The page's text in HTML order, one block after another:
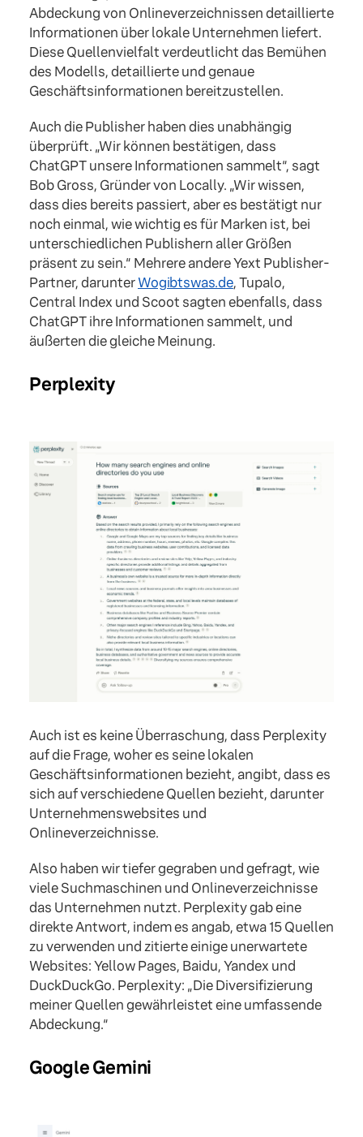
Abdeckung von Onlineverzeichnissen detaillierte
Informationen über lokale Unternehmen liefert.
Diese Quellenvielfalt verdeutlicht das Bemühen
des Modells, detaillierte und genaue
Geschäftsinformationen bereitzustellen.
Auch die Publisher haben dies unabhängig
überprüft. „Wir können bestätigen, dass
ChatGPT unsere Informationen sammelt“, sagt
Bob Gross, Gründer von Locally. „Wir wissen,
dass dies bereits passiert, aber es bestätigt nur
noch einmal, wie wichtig es für Marken ist, bei
unterschiedlichen Publishern aller Größen
präsent zu sein.“ Mehrere andere Yext Publisher-
Partner, darunterWogibtswas.de, Tupalo,
Central Index und Scoot sagten ebenfalls, dass
ChatGPT ihre Informationen sammelt, und
äußerten die gleiche Meinung.
Perplexity
Auch ist es keine Überraschung, dass Perplexity
auf die Frage, woher es seine lokalen
Geschäftsinformationen bezieht, angibt, dass es
sich auf verschiedene Quellen bezieht, darunter
Unternehmenswebsites und
Onlineverzeichnisse.
Also haben wir tiefer gegraben und gefragt, wie
viele Suchmaschinen und Onlineverzeichnisse
das Unternehmen nutzt. Perplexity gab eine
direkte Antwort, indem es angab, etwa 15 Quellen
zu verwenden und zitierte einige unerwartete
Websites: Yellow Pages, Baidu, Yandex und
DuckDuckGo. Perplexity: „Die Diversifizierung
meiner Quellen gewährleistet eine umfassende
Abdeckung.“
Google Gemini